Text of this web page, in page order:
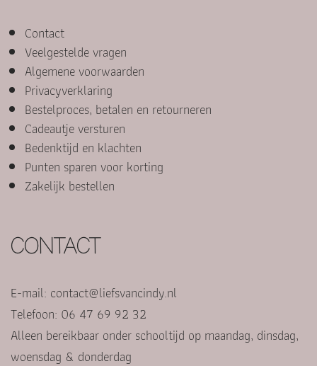
Contact
Veelgestelde vragen
Algemene voorwaarden
Privacyverklaring
Bestelproces, betalen en retourneren
Cadeautje versturen
Bedenktijd en klachten
Punten sparen voor korting
Zakelijk bestellen
CONTACT
E-mail: contact@liefsvancindy.nl
Telefoon: 06 47 69 92 32
Alleen bereikbaar onder schooltijd op maandag, dinsdag,
woensdag & donderdag